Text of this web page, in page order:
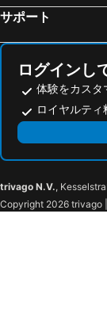
サポート
ログインし
体験をカスタ
ロイヤルテ
trivago N.V.,
Copyright 2026 trivago